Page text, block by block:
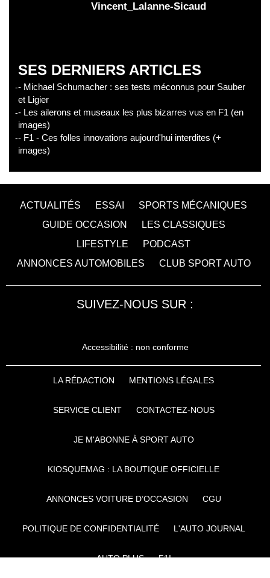
Vincent_Lalanne-Sicaud
SES DERNIERS ARTICLES
- Michael Schumacher : ses tests méconnus pour Sauber
et Ligier
- Les ailerons et museaux les plus bizarres vus en F1 (en
images)
- F1 - Ces folles innovations aujourd'hui interdites (+
images)
ACTUALITÉS ESSAI
SPORTS MÉCANIQUES
GUIDE OCCASION
LES CLASSIQUES
LIFESTYLE
PODCAST
ANNONCES AUTOMOBILES
CLUB SPORT AUTO
SUIVEZ-NOUS SUR :
Accessibilité : non conforme
LA RÉDACTION MENTIONS LÉGALES
SERVICE CLIENT CONTACTEZ-NOUS
JE M'ABONNE À SPORT AUTO
KIOSQUEMAG : LA BOUTIQUE OFFICIELLE
ANNONCES VOITURE D’OCCASION CGU
POLITIQUE DE CONFIDENTIALITÉ L'AUTO JOURNAL
AUTO PLUS F1I